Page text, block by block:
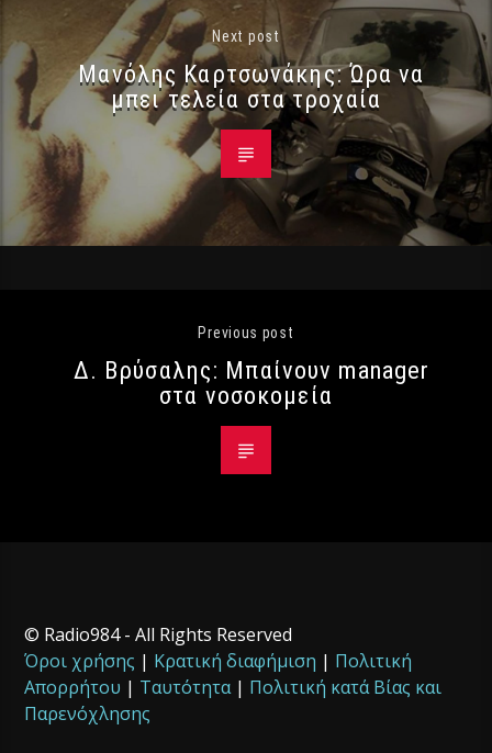
Next post
Μανόλης Καρτσωνάκης: Ώρα να
μπει τελεία στα τροχαία
Previous post
Δ. Βρύσαλης: Μπαίνουν manager
στα νοσοκομεία
© Radio984 - All Rights Reserved
Όροι χρήσης | Κρατική διαφήμιση | Πολιτική
Απορρήτου | Ταυτότητα| Πολιτική κατά Βίας και
Παρενόχλησης